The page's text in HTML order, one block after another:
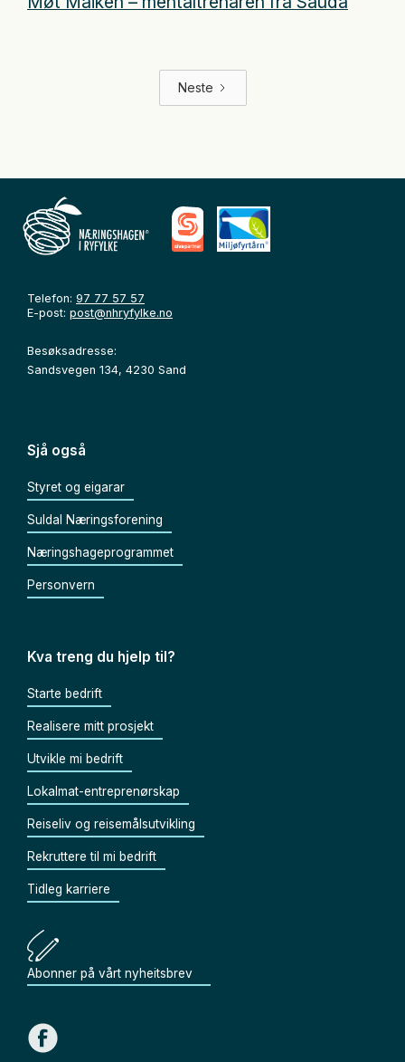
Neste
Telefon: 97 77 57 57
E-post: post@nhryfylke.no
Besøksadresse:
Sandsvegen 134, 4230 Sand
Sjå også
Styret og eigarar
Suldal Næringsforening
Næringshageprogrammet
Personvern
Kva treng du hjelp til?
Starte bedrift
Realisere mitt prosjekt
Utvikle mi bedrift
Lokalmat-entreprenørskap
Reiseliv og reisemålsutvikling
Rekruttere til mi bedrift
Tidleg karriere
Abonner på vårt nyheitsbrev